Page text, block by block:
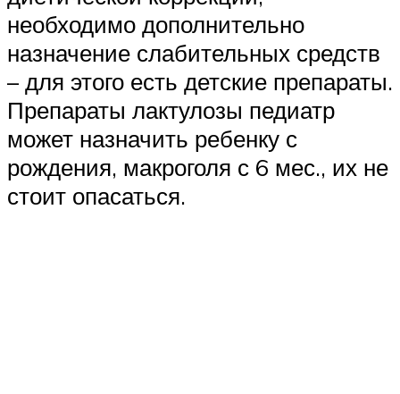
необходимо дополнительно
назначение слабительных средств
– для этого есть детские препараты.
Препараты лактулозы педиатр
может назначить ребенку с
рождения, макроголя с 6 мес., их не
стоит опасаться.